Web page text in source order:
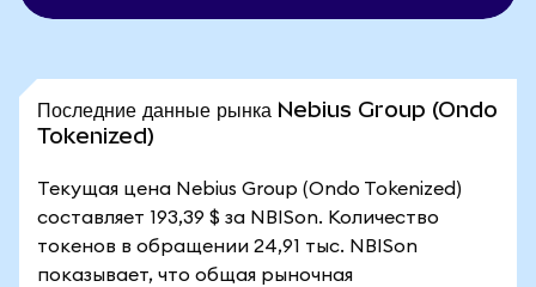
Последние данные рынка Nebius Group (Ondo
Tokenized)
Текущая цена Nebius Group (Ondo Tokenized)
составляет 193,39 $ за NBISon. Количество
токенов в обращении 24,91 тыс. NBISon
показывает, что общая рыночная